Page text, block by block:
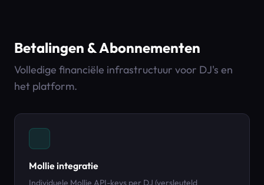
Betalingen & Abonnementen
Volledige financiële infrastructuur voor DJ's en
het platform.
Mollie integratie
Individuele Mollie API-keys per DJ (versleuteld